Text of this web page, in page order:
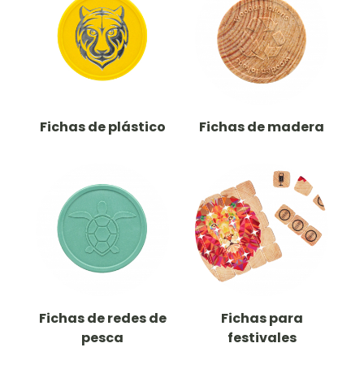
Fichas de plástico Fichas de madera
Fichas de redes de
pesca
Fichas para
festivales